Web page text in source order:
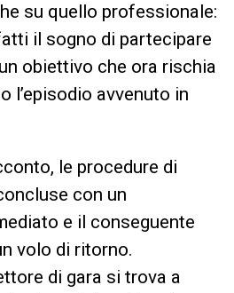
su quello professionale:
il sogno di partecipare
obiettivo che ora rischia
l’episodio avvenuto in
le procedure di
con un
e il conseguente
volo di ritorno.
di gara si trova a